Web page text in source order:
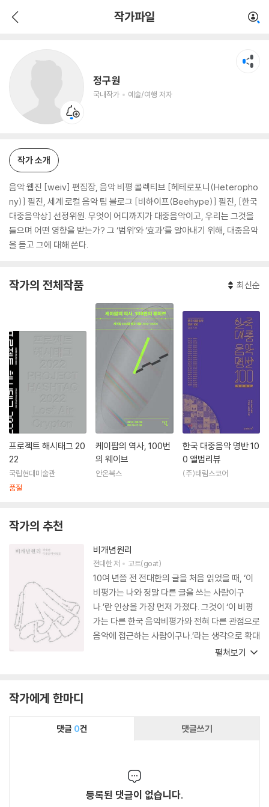
작가파일
정구원
국내작가 예술/여행 저자
예술/여행 저자
작가 소개
음악 웹진 [weiv] 편집장, 음악 비평 콜렉티브 [헤테로포니(Heteropho
ny)] 필진, 세계 로컬 음악 팀 블로그 [비하이프(Beehype)] 필진, [한국
대중음악상] 선정위원. 무엇이 어디까지가 대중음악이고, 우리는 그것을
들으며 어떤 영향을 받는가? 그 ‘범위’와 ‘효과’를 알아내기 위해, 대중음악
을 듣고 그에 대해 쓴다.
작가의 전체작품 최신순
프로젝트 해시태그 20
22
국립현대미술관
품절
케이팝의 역사, 100번
의 웨이브
안온북스
한국 대중음악 명반 10
0 앨범리뷰
(주)태림스코어
작가의 추천
비개념원리
전대한저 고트(goat)
10여 년쯤 전 전대한의 글을 처음 읽었을 때, ‘이
비평가는 나와 정말 다른 글을 쓰는 사람이구
나.’란 인상을 가장 먼저 가졌다. 그것이 ‘이 비평
가는 다른 한국 음악비평가와 전혀 다른 관점으로
음악에 접근하는 사람이구나.’라는 생각으로 확대
되기까지는 그리 오랜 시간이 걸리지 않았다. (그
가지지 않았던 전제들, 장르와 요소와 명칭과 감
각에 대해 당연하게 여겨온 정의들이 그의 글에서
것일지도 모르는 음악의 낯선 모습이 그의 글 속
에 있다. 그건 음악에 대해 무조건적인 애정이나
펼쳐보기
작가에게 한마디
댓글 0건 댓글쓰기
등록된 댓글이 없습니다.